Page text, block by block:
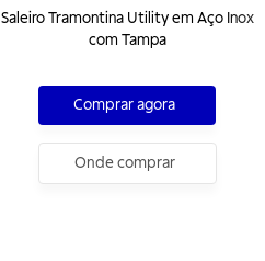
Saleiro Tramontina Utility em Aço Inox
com Tampa
Comprar agora
Onde comprar